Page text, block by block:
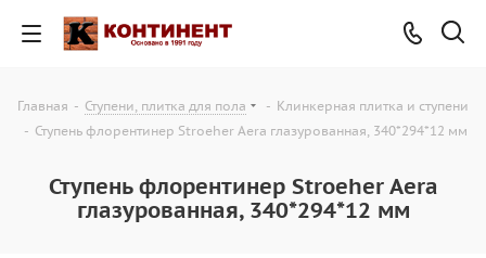
Главная - Ступени, плитка для пола - Клинкерная плитка и ступени
- Ступень флорентинер Stroeher Aera глазурованная, 340*294*12 мм
Ступень флорентинер Stroeher Aera
глазурованная, 340*294*12 мм